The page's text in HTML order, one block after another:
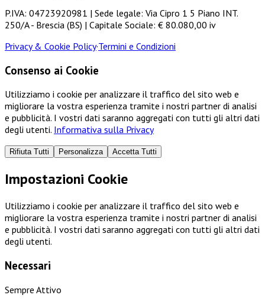
P.IVA: 04723920981 | Sede legale: Via Cipro 1 5 Piano INT.
250/A - Brescia (BS) | Capitale Sociale: € 80.080,00 iv
Privacy & Cookie Policy·Termini e Condizioni
Consenso ai Cookie
Utilizziamo i cookie per analizzare il traffico del sito web e
migliorare la vostra esperienza tramite i nostri partner di analisi
e pubblicità. I vostri dati saranno aggregati con tutti gli altri dati
degli utenti. Informativa sulla Privacy
Rifiuta Tutti Personalizza Accetta Tutti
Impostazioni Cookie
Utilizziamo i cookie per analizzare il traffico del sito web e
migliorare la vostra esperienza tramite i nostri partner di analisi
e pubblicità. I vostri dati saranno aggregati con tutti gli altri dati
degli utenti.
Necessari
Sempre Attivo